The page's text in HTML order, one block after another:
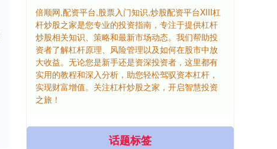
倍顺网,配资平台,股票入门知识,炒股配资平台XIII‌杠
杆炒股之家是您专业的投资指南，专注于提供杠杆
炒股相关知识、策略和最新市场动态。我们帮助投
资者了解杠杆原理、风险管理以及如何在股市中放
大收益。无论您是新手还是资深投资者，这里都有
实用的教程和深入分析，助您轻松驾驭资本杠杆，
实现财富增值。关注杠杆炒股之家，开启智慧投资
之旅！
话题标签